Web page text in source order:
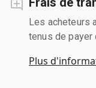
Les acheteurs
tenus de payer
Plus